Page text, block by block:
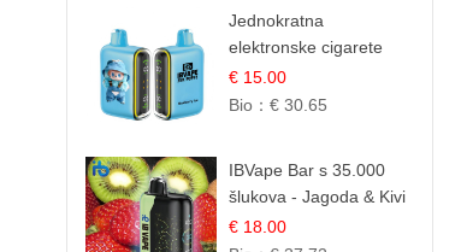
Jednokratna
elektronske cigarete
25.000 Puffova -
Jagodni Sladoled |
€ 15.00
Bio： € 30.65
IBVape Bar s 35.000
šlukova - Jagoda & Kivi
| Osježavajuća Voćna
€ 18.00